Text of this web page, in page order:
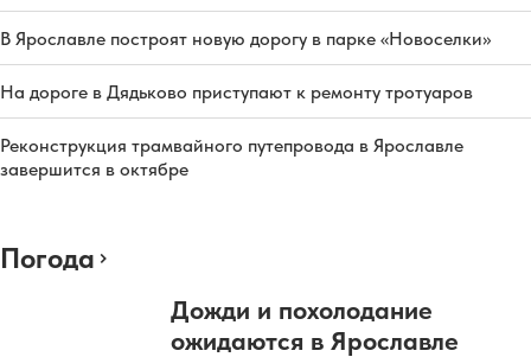
В Ярославле построят новую дорогу в парке «Новоселки»
На дороге в Дядьково приступают к ремонту тротуаров
Реконструкция трамвайного путепровода в Ярославле
завершится в октябре
Погода
Дожди и похолодание
ожидаются в Ярославле